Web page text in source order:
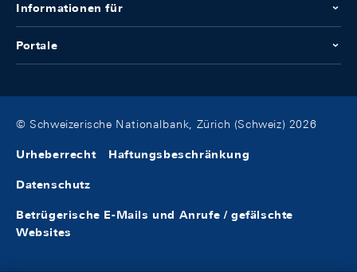
Informationen für
Portale
© Schweizerische Nationalbank, Zürich (Schweiz) 2026
Urheberrecht Haftungsbeschränkung
Datenschutz
Betrügerische E-Mails und Anrufe / gefälschte
Websites